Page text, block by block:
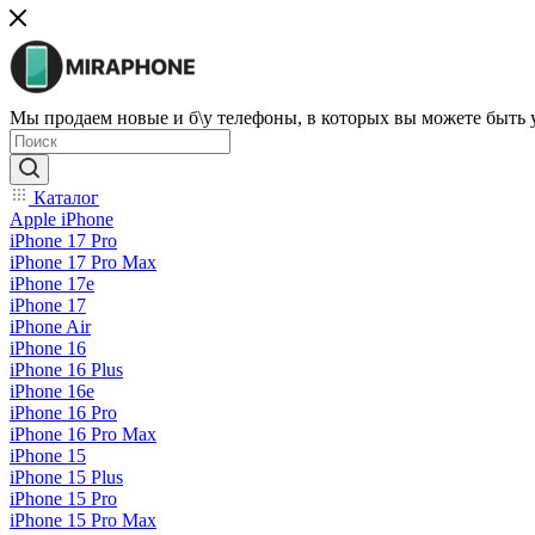
Мы продаем новые и б\у телефоны, в которых вы можете быть
Каталог
Apple iPhone
iPhone 17 Pro
iPhone 17 Pro Max
iPhone 17e
iPhone 17
iPhone Air
iPhone 16
iPhone 16 Plus
iPhone 16e
iPhone 16 Pro
iPhone 16 Pro Max
iPhone 15
iPhone 15 Plus
iPhone 15 Pro
iPhone 15 Pro Max